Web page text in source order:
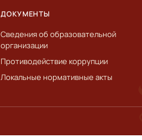
ДОКУМЕНТЫ
Сведения об образовательной
организации
Противодействие коррупции
Локальные нормативные акты